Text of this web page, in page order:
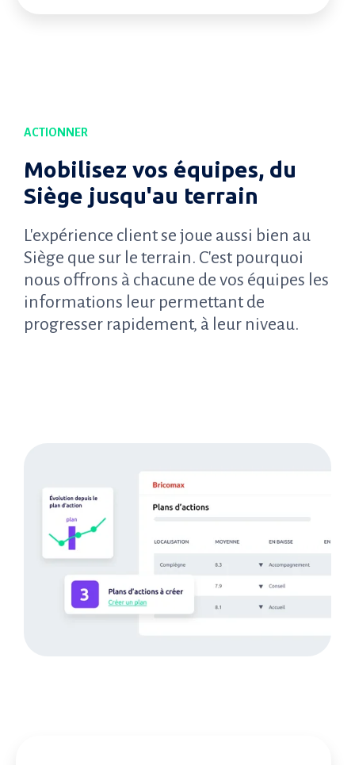
ACTIONNER
Mobilisez vos équipes, du
Siège jusqu'au terrain
L'expérience client se joue aussi bien au
Siège que sur le terrain. C'est pourquoi
nous offrons à chacune de vos équipes les
informations leur permettant de
progresser rapidement, à leur niveau.